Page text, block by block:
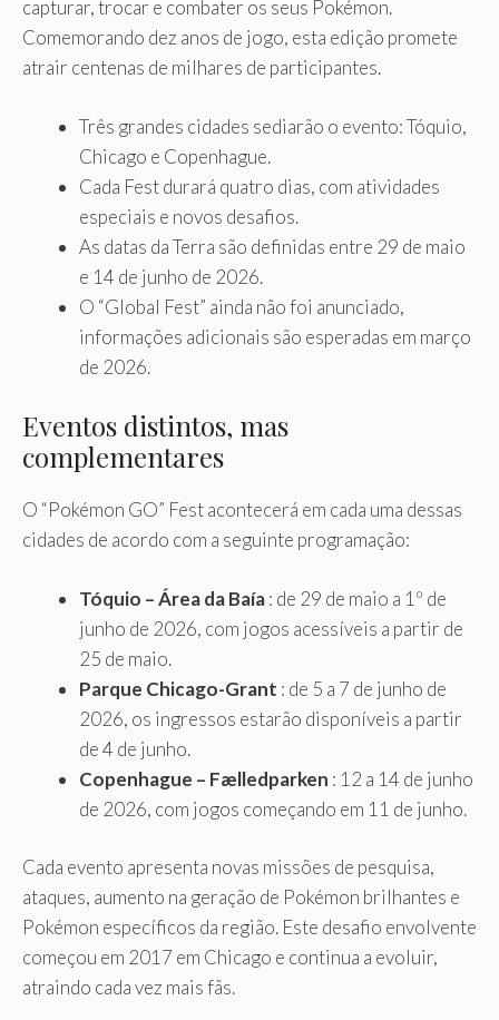
capturar, trocar e combater os seus Pokémon.
Comemorando dez anos de jogo, esta edição promete
atrair centenas de milhares de participantes.
Três grandes cidades sediarão o evento: Tóquio,
Chicago e Copenhague.
Cada Fest durará quatro dias, com atividades
especiais e novos desafios.
As datas da Terra são definidas entre 29 de maio
e 14 de junho de 2026.
O “Global Fest” ainda não foi anunciado,
informações adicionais são esperadas em março
de 2026.
Eventos distintos, mas
complementares
O “Pokémon GO” Fest acontecerá em cada uma dessas
cidades de acordo com a seguinte programação:
Tóquio – Área da Baía: de 29 de maio a 1º de
junho de 2026, com jogos acessíveis a partir de
25 de maio.
Parque Chicago-Grant : de 5 a 7 de junho de
2026, os ingressos estarão disponíveis a partir
de 4 de junho.
Copenhague – Fælledparken : 12 a 14 de junho
de 2026, com jogos começando em 11 de junho.
Cada evento apresenta novas missões de pesquisa,
ataques, aumento na geração de Pokémon brilhantes e
Pokémon específicos da região. Este desafio envolvente
começou em 2017 em Chicago e continua a evoluir,
atraindo cada vez mais fãs.